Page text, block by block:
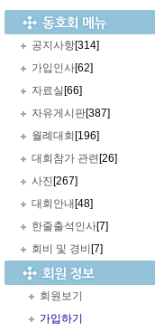
공지사항[314]
가입인사[62]
자료실 [66]
자유게시판[387]
월례대회 [196]
대회참가 관련 [26]
사진 [267]
대회안내 [48]
한줄출석인사[7]
회비 및 경비 [7]
회원보기
가입하기